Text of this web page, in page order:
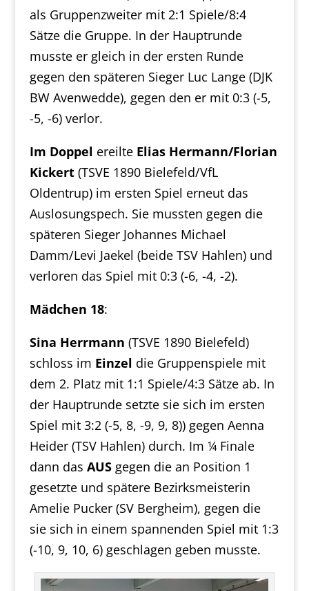
als Gruppenzweiter mit 2:1 Spiele/8:4
Sätze die Gruppe. In der Hauptrunde
musste er gleich in der ersten Runde
gegen den späteren Sieger Luc Lange (DJK
BW Avenwedde), gegen den er mit 0:3 (-5,
-5, -6) verlor.
Im Doppel ereilte Elias Hermann/Florian
Kickert (TSVE 1890 Bielefeld/VfL
Oldentrup) im ersten Spiel erneut das
Auslosungspech. Sie mussten gegen die
späteren Sieger Johannes Michael
Damm/Levi Jaekel (beide TSV Hahlen) und
verloren das Spiel mit 0:3 (-6, -4, -2).
Mädchen 18:
Sina Herrmann (TSVE 1890 Bielefeld)
schloss im Einzel die Gruppenspiele mit
dem 2. Platz mit 1:1 Spiele/4:3 Sätze ab. In
der Hauptrunde setzte sie sich im ersten
Spiel mit 3:2 (-5, 8, -9, 9, 8)) gegen Aenna
Heider (TSV Hahlen) durch. Im ¼ Finale
dann das AUSgegen die an Position 1
gesetzte und spätere Bezirksmeisterin
Amelie Pucker (SV Bergheim), gegen die
sie sich in einem spannenden Spiel mit 1:3
(-10, 9, 10, 6) geschlagen geben musste.